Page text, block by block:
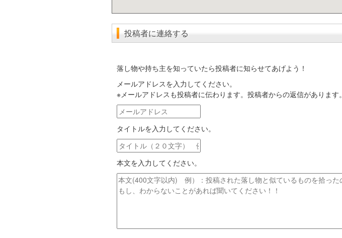
投稿者に連絡する
落し物や持ち主を知っていたら投稿者に知らせてあげよう！
メールアドレスを入力してください。
※メールアドレスも投稿者に伝わります。投稿者からの返信があります。
メ
ー
ル
ア
ド
レ
ス
タイトルを入力してください。
タ
イ
ト
ル
本文を入力してください。
本
文